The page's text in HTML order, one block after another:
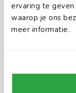
ervaring te
waarop je ons
meer informatie.
Ontdek alle